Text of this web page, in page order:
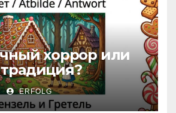
хоррор или
секреты
викторины!
ERFOLG